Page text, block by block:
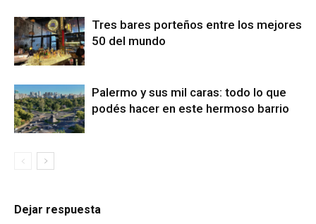
Tres bares porteños entre los mejores
50 del mundo
Palermo y sus mil caras: todo lo que
podés hacer en este hermoso barrio
Dejar respuesta